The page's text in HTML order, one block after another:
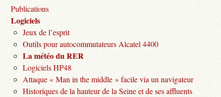
Publications
Logiciels
Jeux de l’esprit
Outils pour autocommutateurs Alcatel 4400
La météo du RER
Logiciels HP48
Attaque « Man in the middle » facile via un navigateur
Historiques de la hauteur de la Seine et de ses affluents